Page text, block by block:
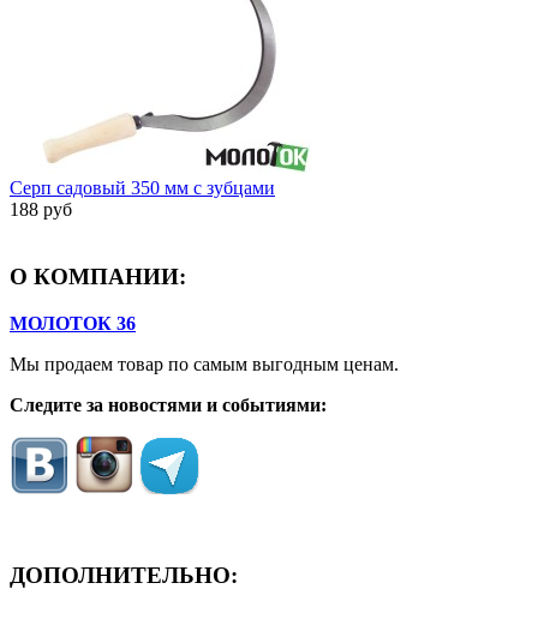
Серп садовый 350 мм с зубцами
188 руб
О КОМПАНИИ:
МОЛОТОК 36
Мы продаем товар по самым выгодным ценам.
Следите за новостями и событиями:
ДОПОЛНИТЕЛЬНО: